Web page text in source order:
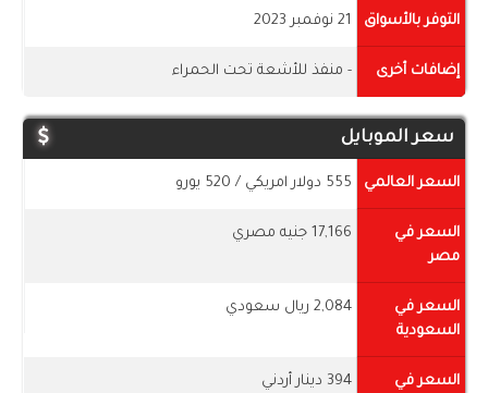
التوفر بالأسواق 21 نوفمبر 2023
إضافات أخرى - منفذ للأشعة تحت الحمراء
سعر الموبايل
السعر العالمي 555 دولار امريكي / 520 يورو
السعر في
مصر
17,166 جنيه مصري
السعر في
السعودية
2,084 ريال سعودي
السعر في
394 دينار أردني